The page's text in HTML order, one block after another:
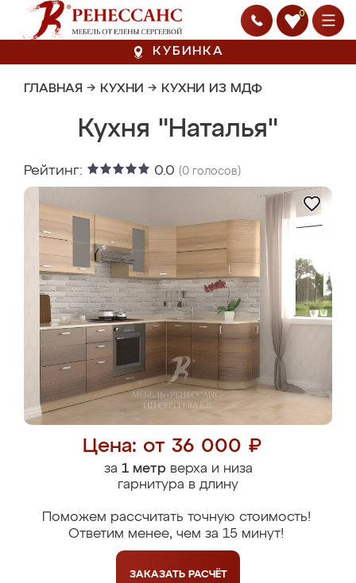
0
КУБИНКА
ГЛАВНАЯ → КУХНИ → КУХНИ ИЗ МДФ
Кухня "Наталья"
Рейтинг: 0.0 (0 голосов)
Цена: от 36 000 ₽
за 1 метрверха и низа
гарнитура в длину
Поможем рассчитать точную стоимость!
Ответим менее, чем за 15 минут!
ЗАКАЗАТЬ РАСЧЁТ